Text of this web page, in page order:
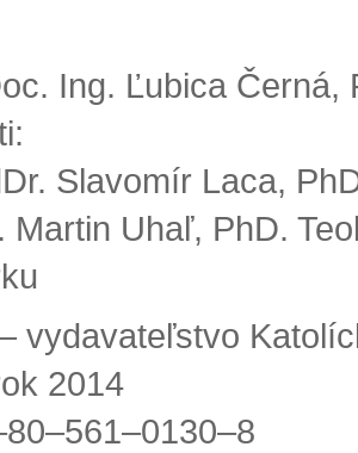
Ing. Ľubica Černá,
Slavomír Laca,
Martin Uhaľ, PhD.
vydavateľstvo
2014